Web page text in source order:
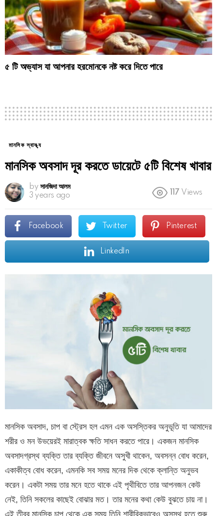
৫ টি অভ্যাস যা আপনার হরমোনকে নষ্ট করে দিতে পারে
মানসিক স্বাস্থ্য
মানসিক অবসাদ দূর করতে ডায়েটে ৫টি বিশেষ খাবার
by সানজিদা আলম
3 years ago
117 Views
Facebook Twitter Pinterest
LinkedIn
মানসিক অবসাদ, চাপ বা স্ট্রেস হল এমন এক অসস্তিকর অনুভূতি যা আমাদের
শরীর ও মন উভয়েরই মারাত্বক ক্ষতি সাধন করতে পারে। একজন মানসিক
অবসাদগ্রস্থ ব্যক্তি তার ব্যক্তি জীবনে অসুখী থাকেন, অবসন্ন বোধ করেন,
একাকীত্ব বোধ করেন, এমনকি সব সময় মনের দিক থেকে ক্লান্তি অনুভব
করেন। একটা সময় তার মনে হতে থাকে এই পৃথীবিতে তার আপনজন কেউ
নেই, তিনি সকলের কাছেই বোঝার মত। তার মনের কথা কেউ বুঝতে চায় না।
এই তীব্র মানুসিক চাপ থেকে এক সময় তিনি শারীরিকভাবেও অসুস্থ হতে শুরু